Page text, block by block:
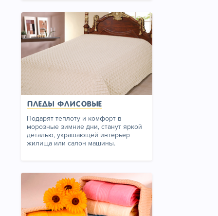
Пледы флисовые
Подарят теплоту и комфорт в
морозные зимние дни, станут яркой
деталью, украшающей интерьер
жилища или салон машины.